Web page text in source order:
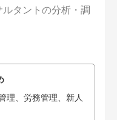
タントの分析・調
理、労務管理、新人